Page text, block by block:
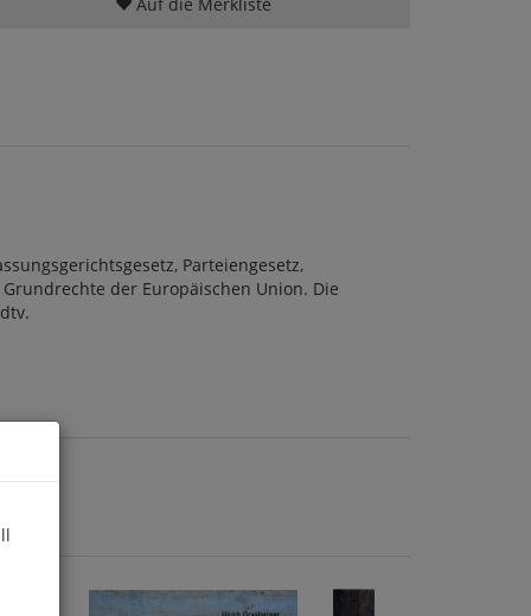
Parteiengesetz,
der Europäischen Union. Die